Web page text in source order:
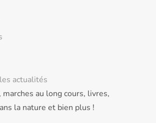
actualités
marches au long cours, livres,
la nature et bien plus !